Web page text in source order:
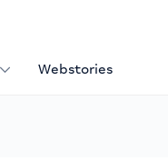
Webstories